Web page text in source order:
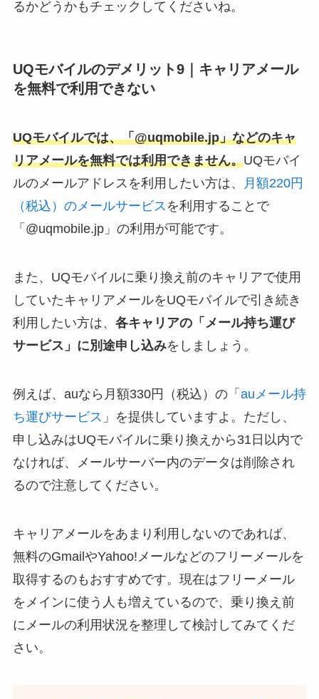
るかどうかもチェックしてくださいね。
UQモバイルのデメリット9｜キャリアメール
を無料で利用できない
UQモバイルでは、「@uqmobile.jp」などのキャ
リアメールを無料では利用できません。UQモバイ
ルのメールアドレスを利用したい方は、
月額220円
（税込）のメールサービス を利用することで
「@uqmobile.jp」の利用が可能です。
また、UQモバイルに乗り換え前のキャリアで使用
していたキャリアメールをUQモバイルで引き続き
利用したい方は、 各キャリアの「メール持ち運び
サービス」に別途申し込みをしましょう。
例えば、auなら月額330円（税込）の「 auメール持
ち運びサービス 」を提供していますよ。ただし、
申し込みはUQモバイルに乗り換えから31日以内で
なければ、メールサーバー内のデータは削除され
るので注意してください。
キャリアメールをあまり利用しないのであれば、
無料のGmailやYahoo!メールなどのフリーメールを
取得するのもおすすめです。現在はフリーメール
をメインに使う人も増えているので、乗り換え前
にメールの利用状況を整理して検討してみてくだ
さい。